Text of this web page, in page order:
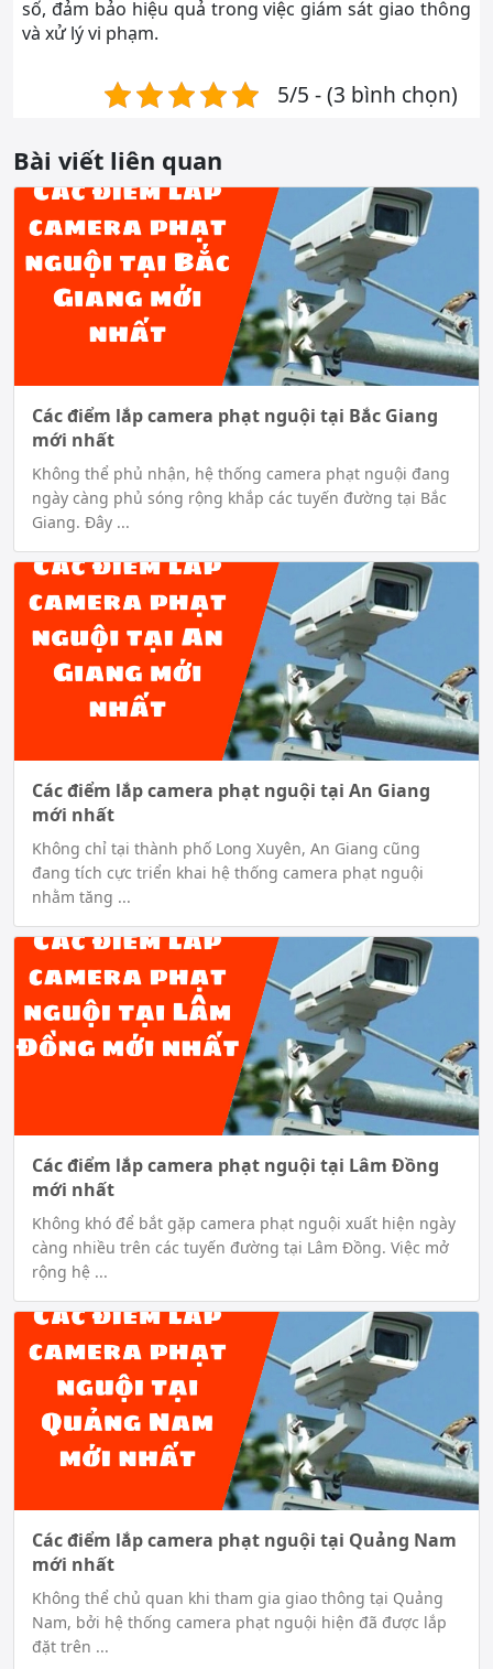
số, đảm bảo hiệu quả trong việc giám sát giao thông
và xử lý vi phạm.
5/5 - (3 bình chọn)
Bài viết liên quan
Các điểm lắp camera phạt nguội tại Bắc Giang
mới nhất
Không thể phủ nhận, hệ thống camera phạt nguội đang
ngày càng phủ sóng rộng khắp các tuyến đường tại Bắc
Giang. Đây ...
Các điểm lắp camera phạt nguội tại An Giang
mới nhất
Không chỉ tại thành phố Long Xuyên, An Giang cũng
đang tích cực triển khai hệ thống camera phạt nguội
nhằm tăng ...
Các điểm lắp camera phạt nguội tại Lâm Đồng
mới nhất
Không khó để bắt gặp camera phạt nguội xuất hiện ngày
càng nhiều trên các tuyến đường tại Lâm Đồng. Việc mở
rộng hệ ...
Các điểm lắp camera phạt nguội tại Quảng Nam
mới nhất
Không thể chủ quan khi tham gia giao thông tại Quảng
Nam, bởi hệ thống camera phạt nguội hiện đã được lắp
đặt trên ...